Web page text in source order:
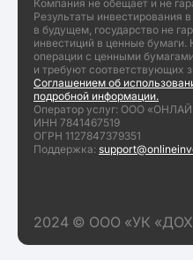
Компания не обещает и не
Результаты инвестирования
в будущем, государство не
инвестиций в ценные
операции с ценными
и требуют соответствующих
Соглашением об
подробной информации.
Оператор услуг: ООО
ИНН 7841467519
ОГРН 1127847379351
Поддержка:
2024 © ООО «УК